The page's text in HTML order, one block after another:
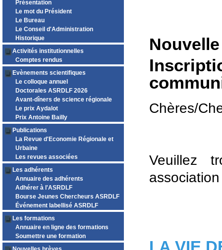
Présentation
Le mot du Président
Le Bureau
Le Conseil d'Administration
Historique
Activités institutionnelles
Comptes rendus
Evènements scientifiques
Le colloque annuel
Doctorales ASRDLF 2026
Avant-dîners de science régionale
Le prix Aydalot
Prix Antoine Bailly
Publications
La Revue d'Economie Régionale et
Urbaine
Les revues associées
Les adhérents
Annuaire des adhérents
Adhérer à l'ASRDLF
Bourse Jeunes Chercheurs ASRDLF
Événement labellisé ASRDLF
Les formations
Annuaire en ligne des formations
Soumettre une formation
Chères/
Veuillez